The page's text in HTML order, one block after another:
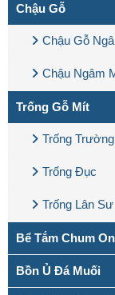
Chậu Gỗ
Chậu Gỗ
Chậu Ngâm
Trống Gỗ Mít
Trống
Trống Đục
Trống Lân
Bể Tắm Chum
Bồn Ủ Đá Muối